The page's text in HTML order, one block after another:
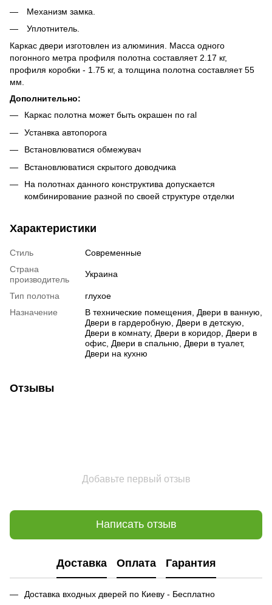
Механизм замка.
Уплотнитель.
Каркас двери изготовлен из алюминия. Масса одного
погонного метра профиля полотна составляет 2.17 кг,
профиля коробки - 1.75 кг, а толщина полотна составляет 55
мм.
Дополнительно:
Каркас полотна может быть окрашен по ral
Устанвка автопорога
Встановлюватися обмежувач
Встановлюватися скрытого доводчика
На полотнах данного конструктива допускается
комбинирование разной по своей структуре отделки
Характеристики
Стиль
Современные
Страна
производитель
Украина
Тип полотна
глухое
Назначение
В технические помещения, Двери в ванную,
Двери в гардеробную, Двери в детскую,
Двери в комнату, Двери в коридор, Двери в
офис, Двери в спальню, Двери в туалет,
Двери на кухню
Отзывы
Добавьте первый отзыв
Написать отзыв
Доставка Оплата Гарантия
Доставка входных дверей по Киеву - Бесплатно